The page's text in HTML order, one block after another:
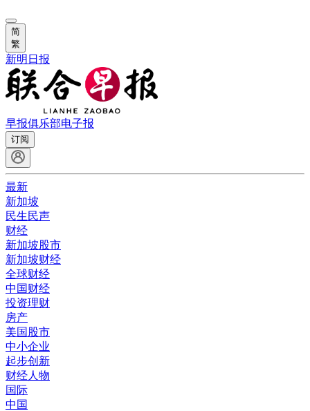
简
繁
新明日报
早报俱乐部电子报
订阅
最新
新加坡
民生民声
财经
新加坡股市
新加坡财经
全球财经
中国财经
投资理财
房产
美国股市
中小企业
起步创新
财经人物
国际
中国